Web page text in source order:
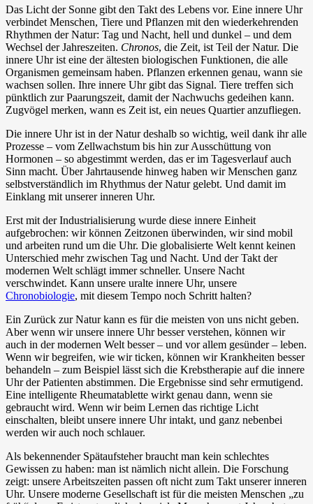
Das Licht der Sonne gibt den Takt des Lebens vor. Eine innere Uhr
verbindet Menschen, Tiere und Pflanzen mit den wiederkehrenden
Rhythmen der Natur: Tag und Nacht, hell und dunkel – und dem
Wechsel der Jahreszeiten. Chronos, die Zeit, ist Teil der Natur. Die
innere Uhr ist eine der ältesten biologischen Funktionen, die alle
Organismen gemeinsam haben. Pflanzen erkennen genau, wann sie
wachsen sollen. Ihre innere Uhr gibt das Signal. Tiere treffen sich
pünktlich zur Paarungszeit, damit der Nachwuchs gedeihen kann.
Zugvögel merken, wann es Zeit ist, ein neues Quartier anzufliegen.
Die innere Uhr ist in der Natur deshalb so wichtig, weil dank ihr alle
Prozesse – vom Zellwachstum bis hin zur Ausschüttung von
Hormonen – so abgestimmt werden, das er im Tagesverlauf auch
Sinn macht. Über Jahrtausende hinweg haben wir Menschen ganz
selbstverständlich im Rhythmus der Natur gelebt. Und damit im
Einklang mit unserer inneren Uhr.
Erst mit der Industrialisierung wurde diese innere Einheit
aufgebrochen: wir können Zeitzonen überwinden, wir sind mobil
und arbeiten rund um die Uhr. Die globalisierte Welt kennt keinen
Unterschied mehr zwischen Tag und Nacht. Und der Takt der
modernen Welt schlägt immer schneller. Unsere Nacht
verschwindet. Kann unsere uralte innere Uhr, unsere
Chronobiologie, mit diesem Tempo noch Schritt halten?
Ein Zurück zur Natur kann es für die meisten von uns nicht geben.
Aber wenn wir unsere innere Uhr besser verstehen, können wir
auch in der modernen Welt besser – und vor allem gesünder – leben.
Wenn wir begreifen, wie wir ticken, können wir Krankheiten besser
behandeln – zum Beispiel lässt sich die Krebstherapie auf die innere
Uhr der Patienten abstimmen. Die Ergebnisse sind sehr ermutigend.
Eine intelligente Rheumatablette wirkt genau dann, wenn sie
gebraucht wird. Wenn wir beim Lernen das richtige Licht
einschalten, bleibt unsere innere Uhr intakt, und ganz nebenbei
werden wir auch noch schlauer.
Als bekennender Spätaufsteher braucht man kein schlechtes
Gewissen zu haben: man ist nämlich nicht allein. Die Forschung
zeigt: unsere Arbeitszeiten passen oft nicht zum Takt unserer inneren
Uhr. Unsere moderne Gesellschaft ist für die meisten Menschen „zu